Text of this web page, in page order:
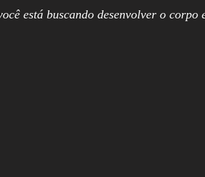
está buscando desenvolver o